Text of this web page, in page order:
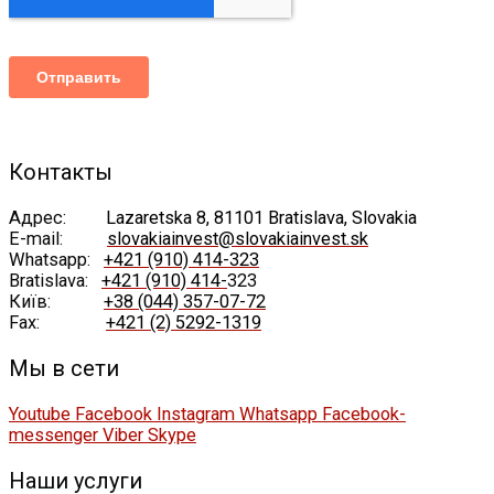
Контакты
Адрес:
Lazaretska 8, 81101 Bratislava, Slovakia
E-mail: slovakiainvest@slovakiainvest.sk
Whatsapp: +421 (910) 414-323
Bratislava: +421 (910) 414-323
Київ: +38 (044) 357-07-72
Fax: +421 (2) 5292-1319
Мы в сети
Youtube Facebook Instagram Whatsapp Facebook-
messenger Viber Skype
Наши услуги